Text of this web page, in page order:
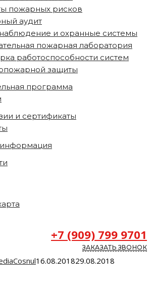
пожарных рисков
аудит
и охранные системы
пожарная лаборатория
работоспособности систем
защиты
программа
и сертификаты
информация
+7 (909) 799 9701
ЗАКАЗАТЬ ЗВОНОК
16.08.201829.08.2018